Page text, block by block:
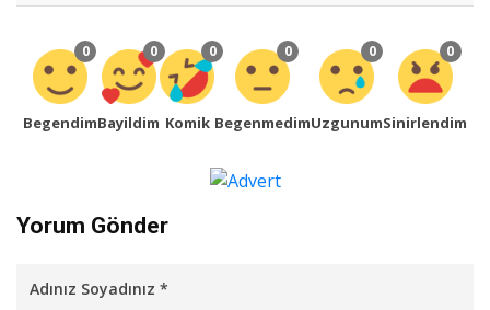
0
Begendim
0
Bayildim
0
Komik
0
Begenmedim
0
Uzgunum
0
Sinirlendim
Yorum Gönder